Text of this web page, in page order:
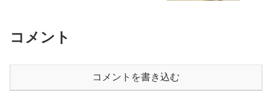
コメント
コメントを書き込む